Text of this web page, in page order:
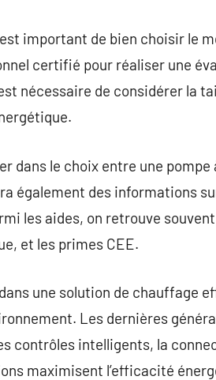
important de bien choisir le
certifié pour réaliser une
nécessaire de considérer la
dans le choix entre une
également des informations
les aides, on retrouve
et les primes CEE.
une solution de chauffage
Les dernières
contrôles intelligents, la
maximisent l’efficacité